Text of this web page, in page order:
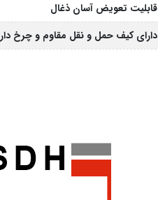
قابلیت تعویض آسان ذغال
دارای کیف حمل و نقل مقاوم و چرخ دار